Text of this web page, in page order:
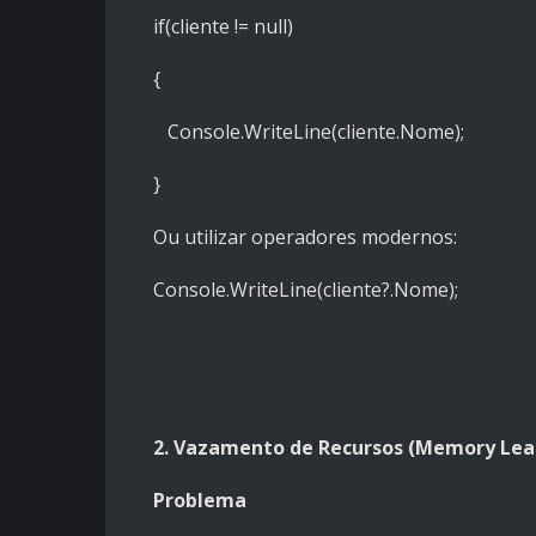
if(cliente != null)
{
Console.WriteLine(cliente.Nome);
}
Ou utilizar operadores modernos:
Console.WriteLine(cliente?.Nome);
2. Vazamento de Recursos (Memory
Problema